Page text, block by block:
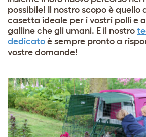
possibile! Il nostro scopo è quello
casetta ideale per i vostri polli e
galline che gli umani. E il nostro
dedicato è sempre pronto a
vostre domande!